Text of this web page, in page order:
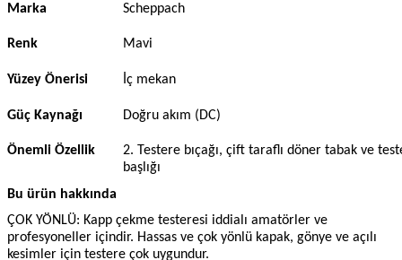
Marka Scheppach
Renk Mavi
Yüzey Önerisi İç mekan
Güç Kaynağı Doğru akım (DC)
Önemli Özellik
2. Testere bıçağı, çift taraflı döner tabak ve
başlığı
Bu ürün hakkında
ÇOK YÖNLÜ: Kapp çekme testeresi iddialı amatörler ve
profesyoneller içindir. Hassas ve çok yönlü kapak, gönye ve açılı
kesimler için testere çok uygundur.